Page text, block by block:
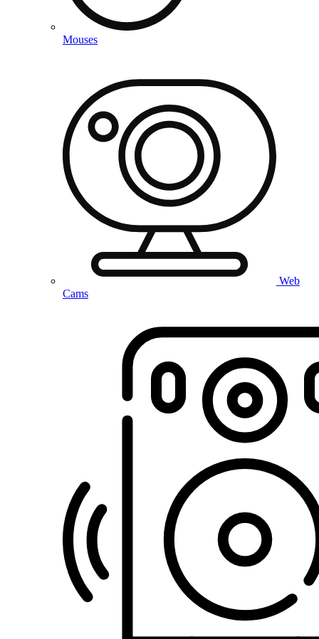
Mouses
Web
Cams